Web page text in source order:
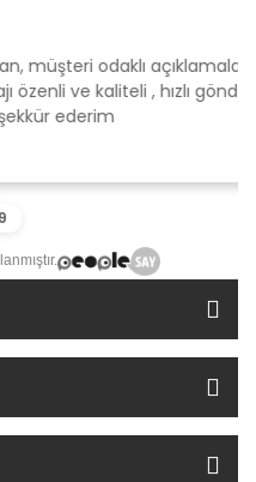
odaklı açıklamalar ile
kaliteli , hızlı gönderi